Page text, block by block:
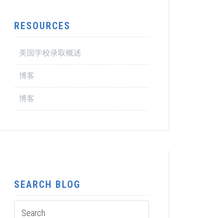
RESOURCES
美国学校录取概述
博客
博客
SEARCH BLOG